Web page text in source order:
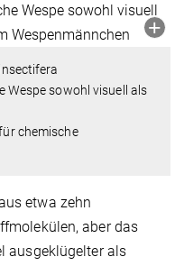
Wespe sowohl visuell als
chemische
etwa zehn
aber das
ausgeklügelter als